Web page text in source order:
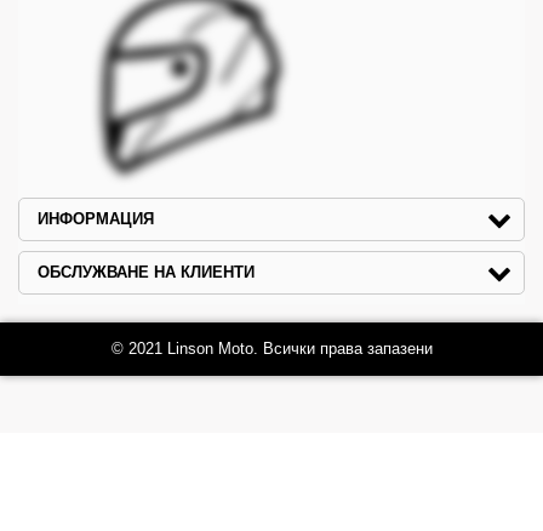
ИНФОРМАЦИЯ
ОБСЛУЖВАНЕ НА КЛИЕНТИ
© 2021 Linson Moto. Всички права запазени